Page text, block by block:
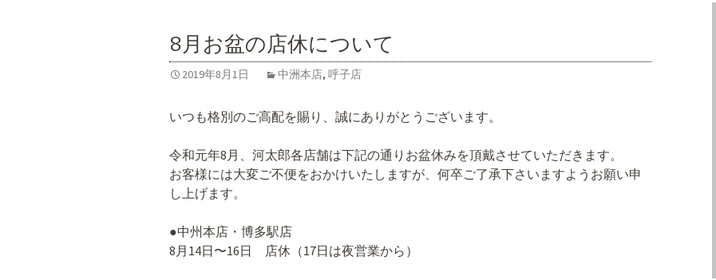
o
k
8月お盆の店休について
2019年8月1日 中洲本店, 呼子店
いつも格別のご高配を賜り、誠にありがとうございます。
令和元年8月、河太郎各店舗は下記の通りお盆休みを頂戴させていただきます。
お客様には大変ご不便をおかけいたしますが、何卒ご了承下さいますようお願い申
し上げます。
●中州本店・博多駅店
8月14日〜16日 店休（17日は夜営業から）